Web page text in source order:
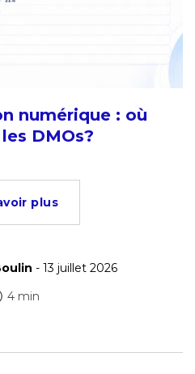
numérique : où
DMOs?
plus
- 13 juillet 2026
4 min